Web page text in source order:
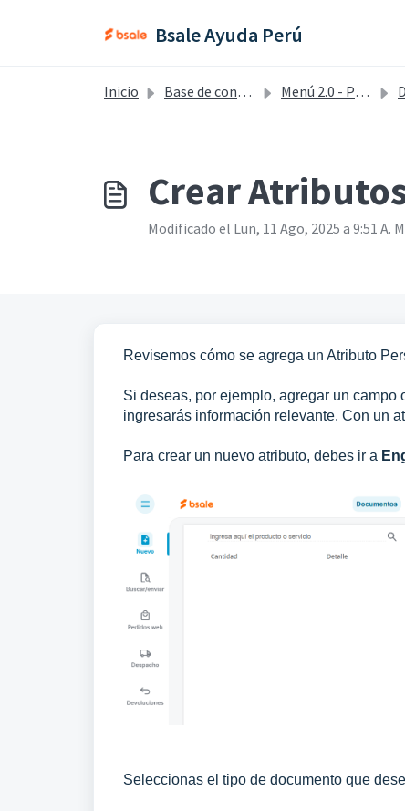
Bsale Ayuda Perú
Inicio Base de conocimientos Menú 2.0 - Perú
Crear
Modificado el Lun, 11 Ago, 2025 a 9:51 A.
Revisemos cómo se agrega un Atributo
Si deseas, por ejemplo, agregar un
ingresarás información relevante. Con un
Para crear un nuevo atributo, debes ir a
Seleccionas el tipo de documento que